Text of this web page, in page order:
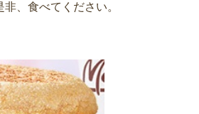
、食べてください。